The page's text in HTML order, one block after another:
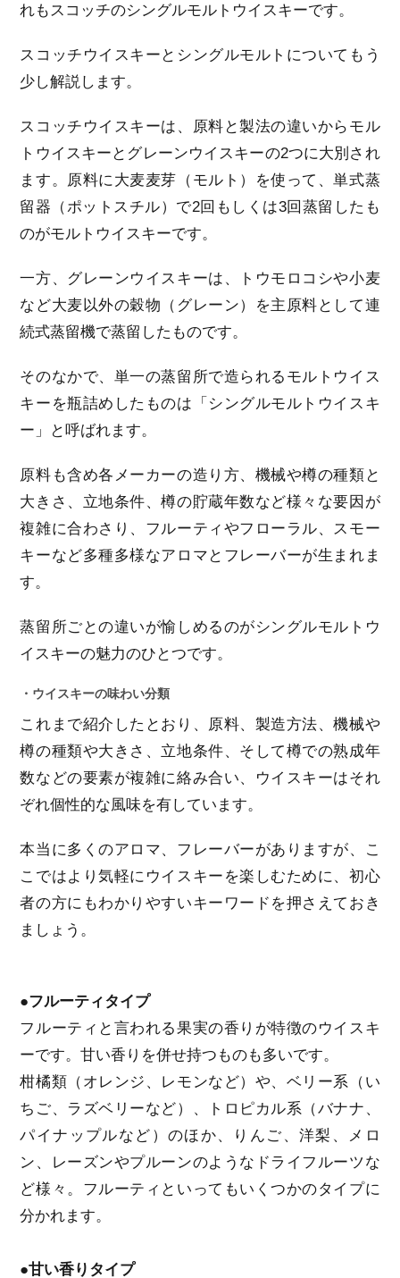
れもスコッチのシングルモルトウイスキーです。
スコッチウイスキーとシングルモルトについてもう
少し解説します。
スコッチウイスキーは、原料と製法の違いからモル
トウイスキーとグレーンウイスキーの2つに大別され
ます。原料に大麦麦芽（モルト）を使って、単式蒸
留器（ポットスチル）で2回もしくは3回蒸留したも
のがモルトウイスキーです。
一方、グレーンウイスキーは、トウモロコシや小麦
など大麦以外の穀物（グレーン）を主原料として連
続式蒸留機で蒸留したものです。
そのなかで、単一の蒸留所で造られるモルトウイス
キーを瓶詰めしたものは「シングルモルトウイスキ
ー」と呼ばれます。
原料も含め各メーカーの造り方、機械や樽の種類と
大きさ、立地条件、樽の貯蔵年数など様々な要因が
複雑に合わさり、フルーティやフローラル、スモー
キーなど多種多様なアロマとフレーバーが生まれま
す。
蒸留所ごとの違いが愉しめるのがシングルモルトウ
イスキーの魅力のひとつです。
・ウイスキーの味わい分類
これまで紹介したとおり、原料、製造方法、機械や
樽の種類や大きさ、立地条件、そして樽での熟成年
数などの要素が複雑に絡み合い、ウイスキーはそれ
ぞれ個性的な風味を有しています。
本当に多くのアロマ、フレーバーがありますが、こ
こではより気軽にウイスキーを楽しむために、初心
者の方にもわかりやすいキーワードを押さえておき
ましょう。
●フルーティタイプ
フルーティと言われる果実の香りが特徴のウイスキ
ーです。甘い香りを併せ持つものも多いです。
柑橘類（オレンジ、レモンなど）や、ベリー系（い
ちご、ラズベリーなど）、トロピカル系（バナナ、
パイナップルなど）のほか、りんご、洋梨、メロ
ン、レーズンやプルーンのようなドライフルーツな
ど様々。フルーティといってもいくつかのタイプに
分かれます。
●甘い香りタイプ